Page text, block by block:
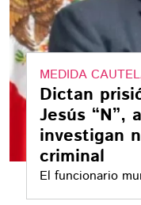
MEDIDA
Dictan
Jesús “N”,
investigan
criminal
El funcionario
en un centro